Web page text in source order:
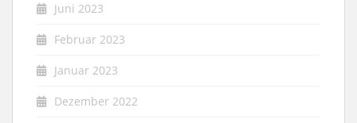
Juni 2023
Februar 2023
Januar 2023
Dezember 2022